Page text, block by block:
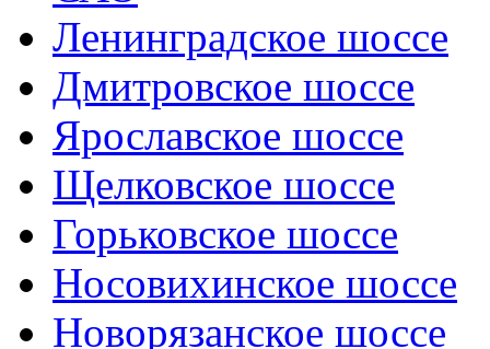
Ленинградское шоссе
Дмитровское шоссе
Ярославское шоссе
Щелковское шоссе
Горьковское шоссе
Носовихинское шоссе
Новорязанское шоссе